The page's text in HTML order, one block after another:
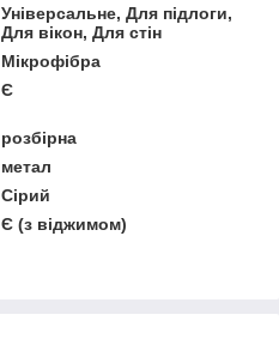
Універсальне, Для підлоги,
Для вікон, Для стін
Мікрофібра
Є
розбірна
метал
Сірий
Є (з віджимом)